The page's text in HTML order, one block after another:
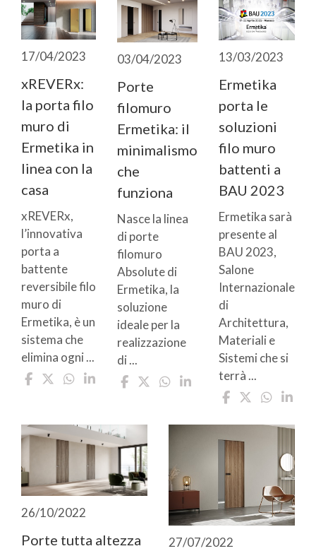
17/04/2023
xREVERx:
la porta filo
muro di
Ermetika in
linea con la
casa
xREVERx,
l’innovativa
porta a
battente
reversibile filo
muro di
Ermetika, è un
sistema che
elimina ogni ...
03/04/2023
Porte
filomuro
Ermetika: il
minimalismo
che
funziona
Nasce la linea
di porte
filomuro
Absolute di
Ermetika, la
soluzione
ideale per la
realizzazione
di ...
13/03/2023
Ermetika
porta le
soluzioni
filo muro
battenti a
BAU 2023
Ermetika sarà
presente al
BAU 2023,
Salone
Internazionale
di
Architettura,
Materiali e
Sistemi che si
terrà ...
26/10/2022
Porte tutta altezza
27/07/2022